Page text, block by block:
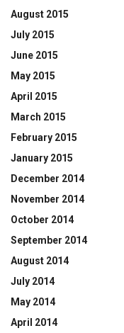
August 2015
July 2015
June 2015
May 2015
April 2015
March 2015
February 2015
January 2015
December 2014
November 2014
October 2014
September 2014
August 2014
July 2014
May 2014
April 2014